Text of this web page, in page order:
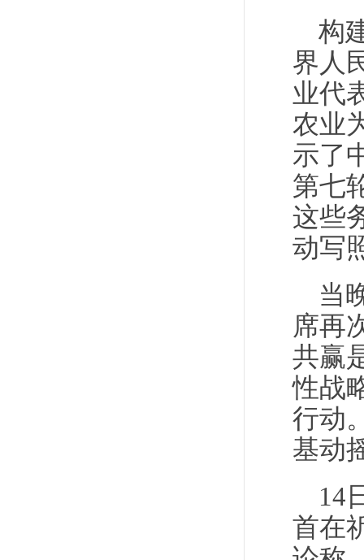
构
界人
业代
农业
示了
第七
这些
动写
当
席再
共赢
性战
行动
基动
14
首在